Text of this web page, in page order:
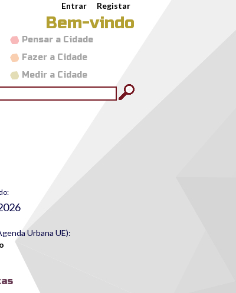
Entrar Registar
Bem-vindo
Pensar a Cidade
Fazer a Cidade
Medir a Cidade
de pesquisa
Urbana UE):